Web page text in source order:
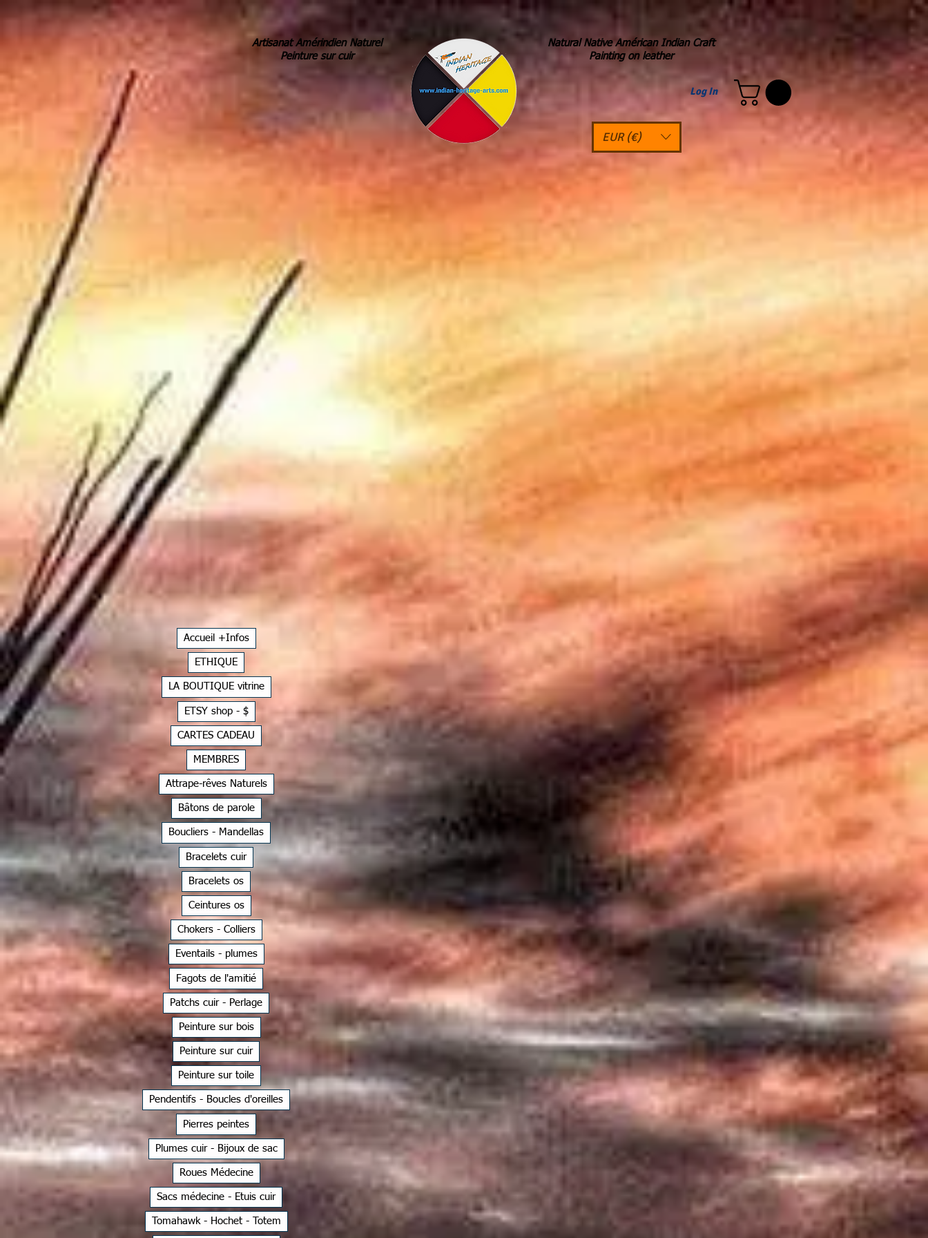
Artisanat Amérindien Naturel
Peinture sur cuir
Natural Native Américan Indian Craft
Painting on leather
Log In
EUR (€)
Accueil +Infos
ETHIQUE
LA BOUTIQUE vitrine
ETSY shop - $
CARTES CADEAU
MEMBRES
Attrape-rêves Naturels
Bâtons de parole
Boucliers - Mandellas
Bracelets cuir
Bracelets os
Ceintures os
Chokers - Colliers
Eventails - plumes
Fagots de l'amitié
Patchs cuir - Perlage
Peinture sur bois
Peinture sur cuir
Peinture sur toile
Pendentifs - Boucles d'oreilles
Pierres peintes
Plumes cuir - Bijoux de sac
Roues Médecine
Sacs médecine - Etuis cuir
Tomahawk - Hochet - Totem